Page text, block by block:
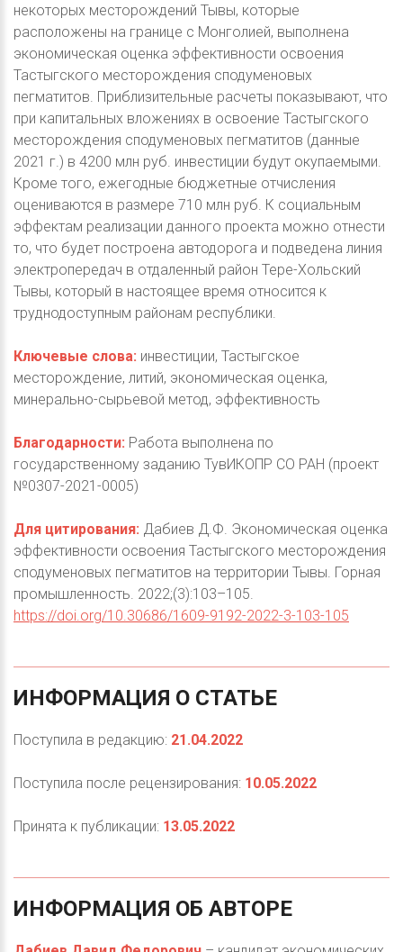
некоторых месторождений Тывы, которые
расположены на границе с Монголией, выполнена
экономическая оценка эффективности освоения
Тастыгского месторождения сподуменовых
пегматитов. Приблизительные расчеты показывают, что
при капитальных вложениях в освоение Тастыгского
месторождения сподуменовых пегматитов (данные
2021 г.) в 4200 млн руб. инвестиции будут окупаемыми.
Кроме того, ежегодные бюджетные отчисления
оцениваются в размере 710 млн руб. К социальным
эффектам реализации данного проекта можно отнести
то, что будет построена автодорога и подведена линия
электропередач в отдаленный район Тере-Хольский
Тывы, который в настоящее время относится к
труднодоступным районам республики.
Ключевые слова: инвестиции, Тастыгское
месторождение, литий, экономическая оценка,
минерально-сырьевой метод, эффективность
Благодарности: Работа выполнена по
государственному заданию ТувИКОПР СО РАН (проект
№0307-2021-0005)
Для цитирования: Дабиев Д.Ф. Экономическая оценка
эффективности освоения Тастыгского месторождения
сподуменовых пегматитов на территории Тывы. Горная
промышленность. 2022;(3):103–105.
https://doi.org/10.30686/1609-9192-2022-3-103-105
ИНФОРМАЦИЯ О СТАТЬЕ
Поступила в редакцию: 21.04.2022
Поступила после рецензирования: 10.05.2022
Принята к публикации: 13.05.2022
ИНФОРМАЦИЯ ОБ АВТОРЕ